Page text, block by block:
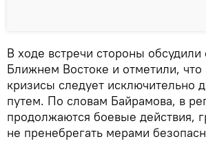
В ходе встречи стороны обсудили
Ближнем Востоке и отметили, что
кризисы следует исключительно
путем. По словам Байрамова, в
продолжаются боевые действия,
не пренебрегать мерами